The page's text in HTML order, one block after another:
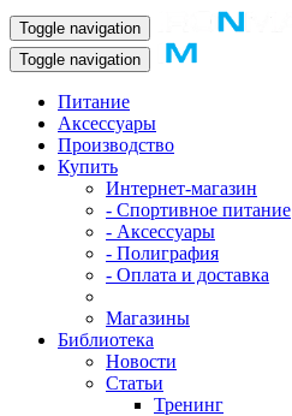
Toggle navigation
Toggle navigation
Питание
Аксессуары
Производство
Купить
Интернет-магазин
- Спортивное питание
- Аксессуары
- Полиграфия
- Оплата и доставка
Магазины
Библиотека
Новости
Статьи
Тренинг